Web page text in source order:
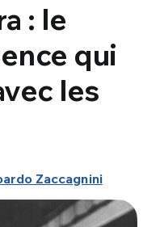
: le
qui
les
Zaccagnini